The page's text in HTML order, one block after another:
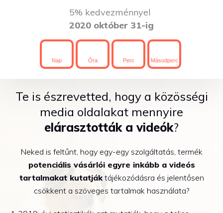
5% kedvezménnyel
2020 október 31-ig
Nap Óra Perc Másodperc
Te is észrevetted, hogy a közösségi
media oldalakat mennyire
elárasztották a videók?
Neked is feltűnt, hogy egy-egy szolgáltatás, termék
potenciális vásárlói egyre inkább a videós
tartalmakat kutatjáktájékozódásra és jelentősen
csökkent a szöveges tartalmak használata?